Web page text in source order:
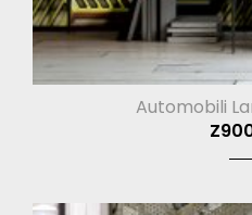
Automobili